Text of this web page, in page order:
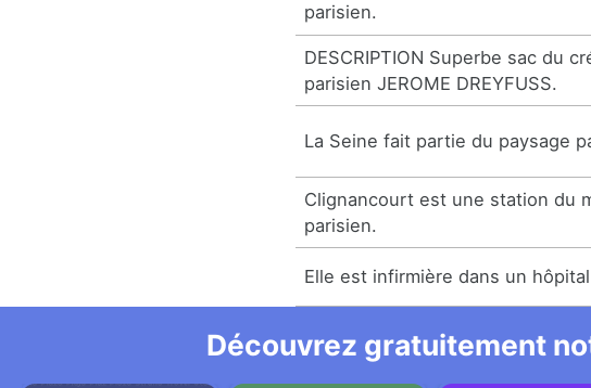
parisien.
DESCRIPTION Superbe sac du
parisien JEROME DREYFUSS.
La Seine fait partie du paysage
Clignancourt est une station du
parisien.
Elle est infirmière dans un
Découvrez gratuitement